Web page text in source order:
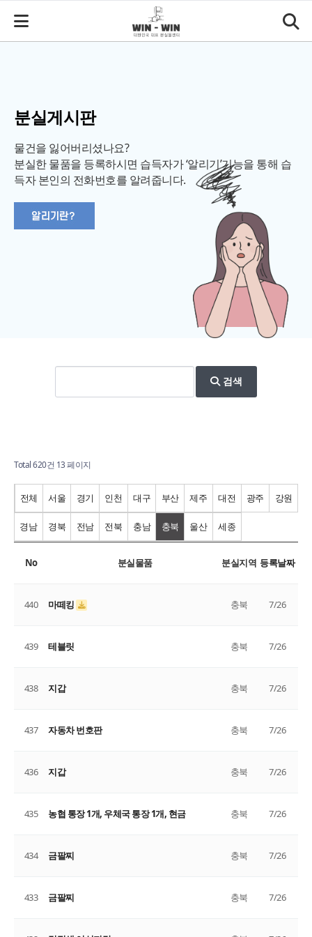
분실게시판
물건을 잃어버리셨나요?
분실한 물품을 등록하시면 습득자가 ‘알리기’기능을 통해 습
득자 본인의 전화번호를 알려줍니다.
검색
Total 620건 13 페이지
전체 서울 경기 인천 대구 부산 제주 대전 광주 강원
경남 경북 전남 전북 충남 충북 울산 세종
No 분실물품 분실지역 등록날짜
440 마떼킹 충북 7/26
439 테블릿 충북 7/26
438 지갑 충북 7/26
437 자동차 번호판 충북 7/26
436 지갑 충북 7/26
435 농협 통장 1개, 우체국 통장 1개, 현금 충북 7/26
434 금팔찌 충북 7/26
433 금팔찌 충북 7/26